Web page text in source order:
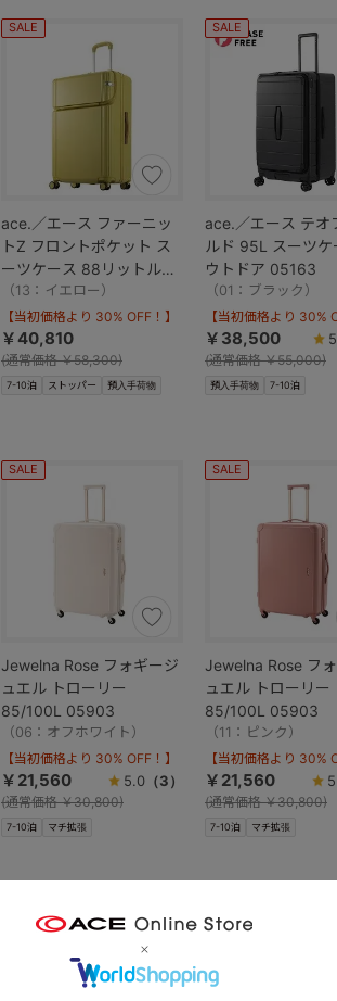
ace.／エース ファーニッ
トZ フロントポケット ス
ーツケース 88リットル
05046
（13：イエロー）
SALE
7-10泊 ストッパー 預入手荷物
【当初価格より 30% OFF！】
￥40,810
(通常価格￥58,300)
ace.／エース テオ
ルド 95L スーツケ
ウトドア 05163
（01：ブラック）
SALE
預入手荷物 7-10泊
【当初価格より 30%
￥38,500
(通常価格￥55,000)
Jewelna Rose フォギージ
ュエル トローリー
85/100L 05903
（06：オフホワイト）
SALE
7-10泊 マチ拡張
【当初価格より 30% OFF！】
￥21,560
(通常価格￥30,800)
5.0 （3）
Jewelna Rose フ
ュエル トローリー
85/100L 05903
（11：ピンク）
SALE
7-10泊 マチ拡張
【当初価格より 30%
￥21,560
(通常価格￥30,800)